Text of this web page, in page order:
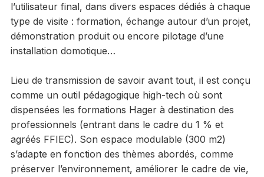
l’utilisateur final, dans divers espaces dédiés à chaque
type de visite : formation, échange autour d’un projet,
démonstration produit ou encore pilotage d’une
installation domotique…
Lieu de transmission de savoir avant tout, il est conçu
comme un outil pédagogique high-tech où sont
dispensées les formations Hager à destination des
professionnels (entrant dans le cadre du 1 % et
agréés FFIEC). Son espace modulable (300 m2)
s’adapte en fonction des thèmes abordés, comme
préserver l’environnement, améliorer le cadre de vie,